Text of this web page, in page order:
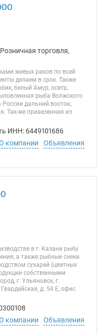
торговля,
живых раков по всей
делаем в срок. Также
белый Амур, осетр,
рыба Волжского
дальний восток,
Так-же приаезенная из
ИНН: 6449101686
компании
Объявления
в г. Казани рыбу
а также рыбные снеки.
сухарей (цветных
собственными
г. Ульяновск, г.
д. 54 Е, офис
компании
Объявления